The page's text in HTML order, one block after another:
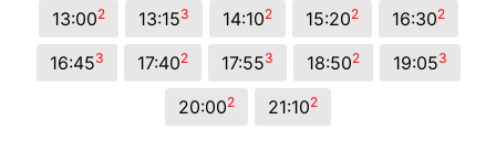
13:002 13:153 14:102 15:202 16:302
16:453 17:402 17:553 18:502 19:053
20:002 21:102